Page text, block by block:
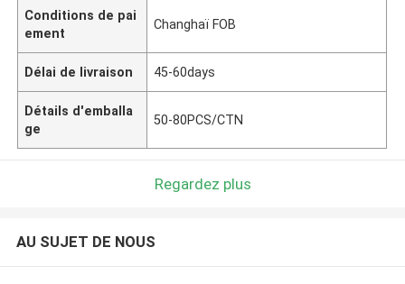
Conditions de pai
ement
Changhaï FOB
Délai de livraison 45-60days
Détails d'emballa
ge
50-80PCS/CTN
Regardez plus
AU SUJET DE NOUS